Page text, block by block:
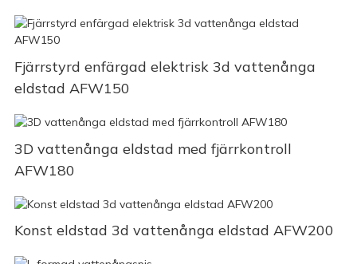
Fjärrstyrd enfärgad elektrisk 3d vattenånga
eldstad AFW150
3D vattenånga eldstad med fjärrkontroll
AFW180
Konst eldstad 3d vattenånga eldstad AFW200